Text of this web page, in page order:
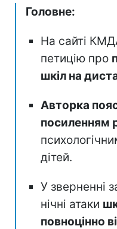
Головне:
На сайті
петицію про
шкіл на
Авторка
посиленням
дітей.
У зверненні
нічні атаки
повноцінно